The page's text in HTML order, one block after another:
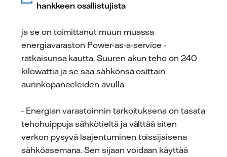
hankkeen osallistujista
ja se on toimittanut muun muassa
energiavaraston Power-as-a-service -
ratkaisunsa kautta. Suuren akun teho on 240
kilowattia ja se saa sähkönsä osittain
aurinkopaneeleiden avulla.
- Energian varastoinnin tarkoituksena on tasata
tehohuippuja sähkötieltä ja välttää siten
verkon pysyvä laajentuminen toissijaisena
sähköasemana. Sen sijaan voidaan käyttää